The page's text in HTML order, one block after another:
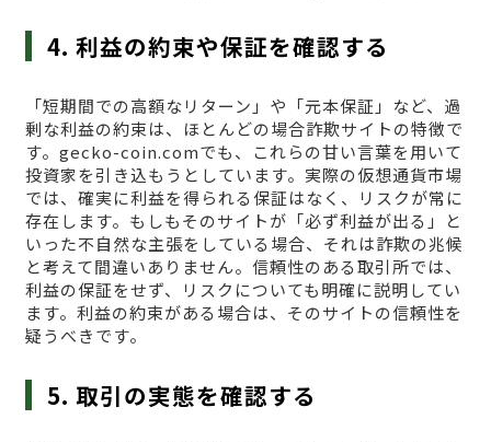
4. 利益の約束や保証を確認する
「短期間での高額なリターン」や「元本保証」など、過
剰な利益の約束は、ほとんどの場合詐欺サイトの特徴で
す。gecko-coin.comでも、これらの甘い言葉を用いて
投資家を引き込もうとしています。実際の仮想通貨市場
では、確実に利益を得られる保証はなく、リスクが常に
存在します。もしもそのサイトが「必ず利益が出る」と
いった不自然な主張をしている場合、それは詐欺の兆候
と考えて間違いありません。信頼性のある取引所では、
利益の保証をせず、リスクについても明確に説明してい
ます。利益の約束がある場合は、そのサイトの信頼性を
疑うべきです。
5. 取引の実態を確認する